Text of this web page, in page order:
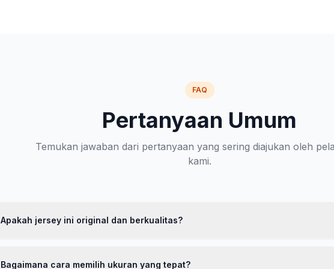
FAQ
Pertanyaan Umum
Temukan jawaban dari pertanyaan yang sering diajukan oleh
kami.
Apakah jersey ini original dan berkualitas?
Bagaimana cara memilih ukuran yang tepat?